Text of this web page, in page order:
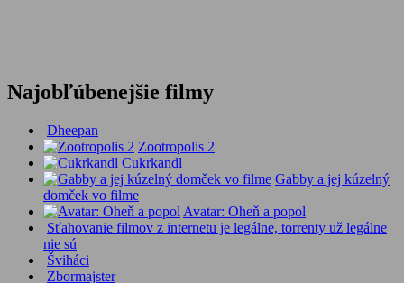
Najobľúbenejšie filmy
Dheepan
Zootropolis 2
Cukrkandl
Gabby a jej kúzelný
domček vo filme
Avatar: Oheň a popol
Sťahovanie filmov z internetu je legálne, torrenty už legálne
nie sú
Šviháci
Zbormajster